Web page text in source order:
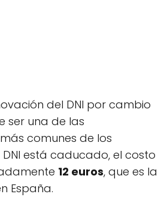
del DNI por cambio
ser una de las
comunes de los
está caducado, el costo
12 euros, que es la
España.